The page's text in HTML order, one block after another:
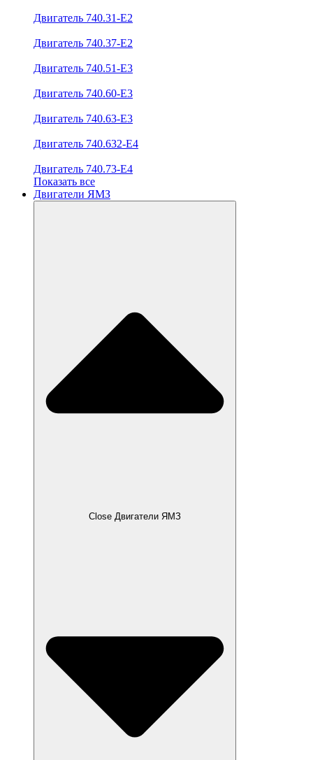
Двигатель 740.31-E2
Двигатель 740.37-E2
Двигатель 740.51-E3
Двигатель 740.60-E3
Двигатель 740.63-E3
Двигатель 740.632-E4
Двигатель 740.73-E4
Показать все
Двигатели ЯМЗ
Close Двигатели ЯМЗ